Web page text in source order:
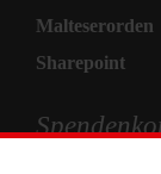
Malteserorden
Sharepoint